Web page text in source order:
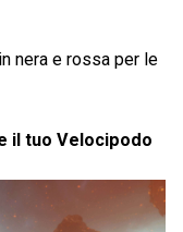
nera e rossa per le
il tuo Velocipodo